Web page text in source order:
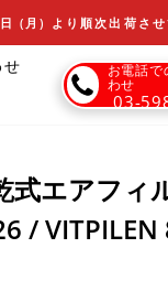
(月) より順次出荷させ
お電話で
わせ
03-
エアフィ
/ VITPILEN